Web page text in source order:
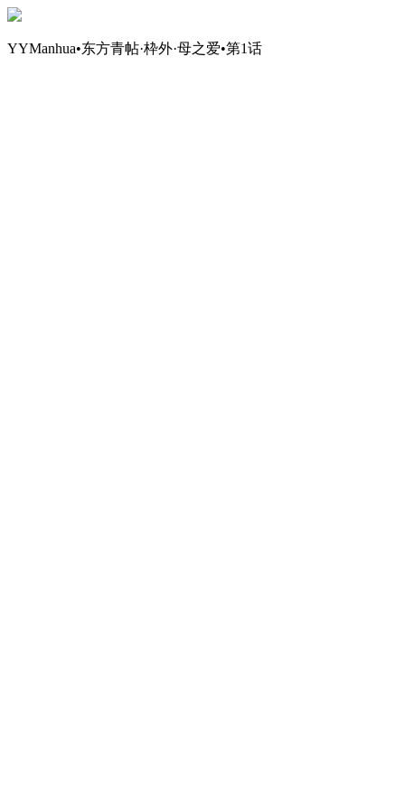
YYManhua•东方青帖·枠外·母之爱•第1话